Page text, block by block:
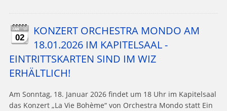
02
KONZERT ORCHESTRA MONDO AM
18.01.2026 IM KAPITELSAAL -
EINTRITTSKARTEN SIND IM WIZ
ERHÄLTLICH!
Am Sonntag, 18. Januar 2026 findet um 18 Uhr im Kapitelsaal
das Konzert „La Vie Bohème“ von Orchestra Mondo statt Ein